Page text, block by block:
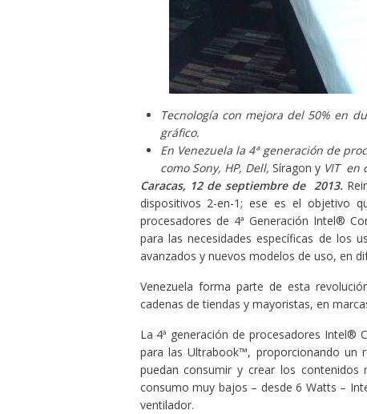
Tecnología con mejora del 50% en
gráfico.
En Venezuela la 4ª generación de
como Sony, HP, Dell, Síragon yVIT en
Caracas, 12 de septiembre de 2013.
dispositivos 2-en-1; ese es el objetivo
procesadores de 4ª Generación Intel®
para las necesidades específicas de los
avanzados y nuevos modelos de uso, en
Venezuela forma parte de esta
cadenas de tiendas y mayoristas, en
La 4ª generación de procesadores Intel®
para las Ultrabook™, proporcionando un
puedan consumir y crear los contenidos
consumo muy bajos – desde 6 Watts –
ventilador.